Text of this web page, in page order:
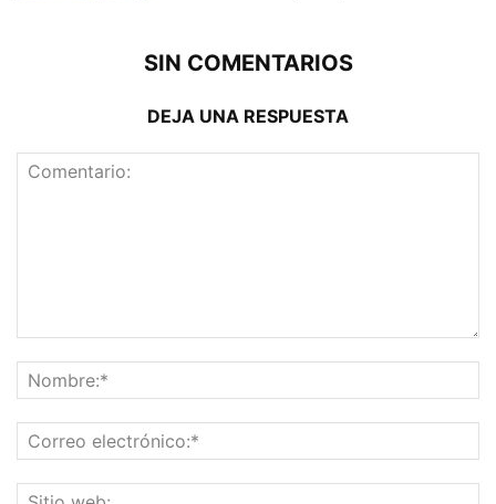
SIN COMENTARIOS
DEJA UNA RESPUESTA